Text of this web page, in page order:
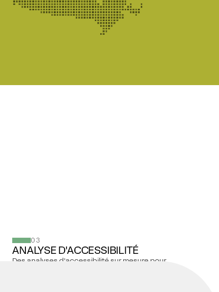
03
ANALYSE D'ACCESSIBILITÉ
Des analyses d'accessibilité sur mesure pour